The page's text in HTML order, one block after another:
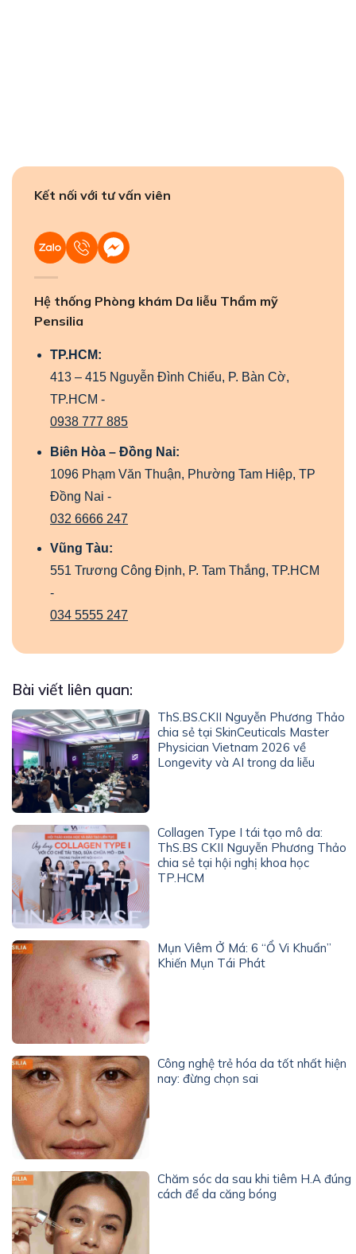
Kết nối với tư vấn viên
Hệ thống Phòng khám Da liễu Thẩm mỹ
Pensilia
TP.HCM:
413 – 415 Nguyễn Đình Chiểu, P. Bàn Cờ,
TP.HCM -
0938 777 885
Biên Hòa – Đồng Nai:
1096 Phạm Văn Thuận, Phường Tam Hiệp, TP
Đồng Nai -
032 6666 247
Vũng Tàu:
551 Trương Công Định, P. Tam Thắng, TP.HCM
-
034 5555 247
Bài viết liên quan:
ThS.BS.CKII Nguyễn Phương Thảo
chia sẻ tại SkinCeuticals Master
Physician Vietnam 2026 về
Longevity và AI trong da liễu
Collagen Type I tái tạo mô da:
ThS.BS CKII Nguyễn Phương Thảo
chia sẻ tại hội nghị khoa học
TP.HCM
Mụn Viêm Ở Má: 6 “Ổ Vi Khuẩn”
Khiến Mụn Tái Phát
Công nghệ trẻ hóa da tốt nhất hiện
nay: đừng chọn sai
Chăm sóc da sau khi tiêm H.A đúng
cách để da căng bóng